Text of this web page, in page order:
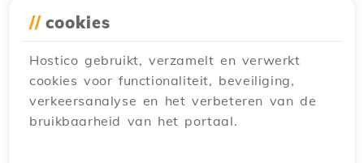
Een e-mailaccount aanmaken in
Tutorials / cPanel
cPanel staat de creatie toe van een
onbeperkt aantal e-mailaccounts die zijn
gekoppeld aan gehoste domeinen. Deze
31
// cookies
Hostico gebruikt, verzamelt en verwerkt
cookies voor functionaliteit, beveiliging,
verkeersanalyse en het verbeteren van de
bruikbaarheid van het portaal.